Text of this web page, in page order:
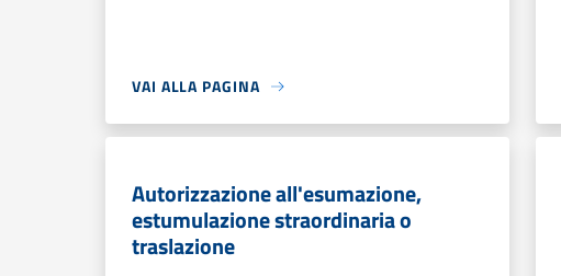
VAI ALLA PAGINA
Autorizzazione all'esumazione,
estumulazione straordinaria o
traslazione